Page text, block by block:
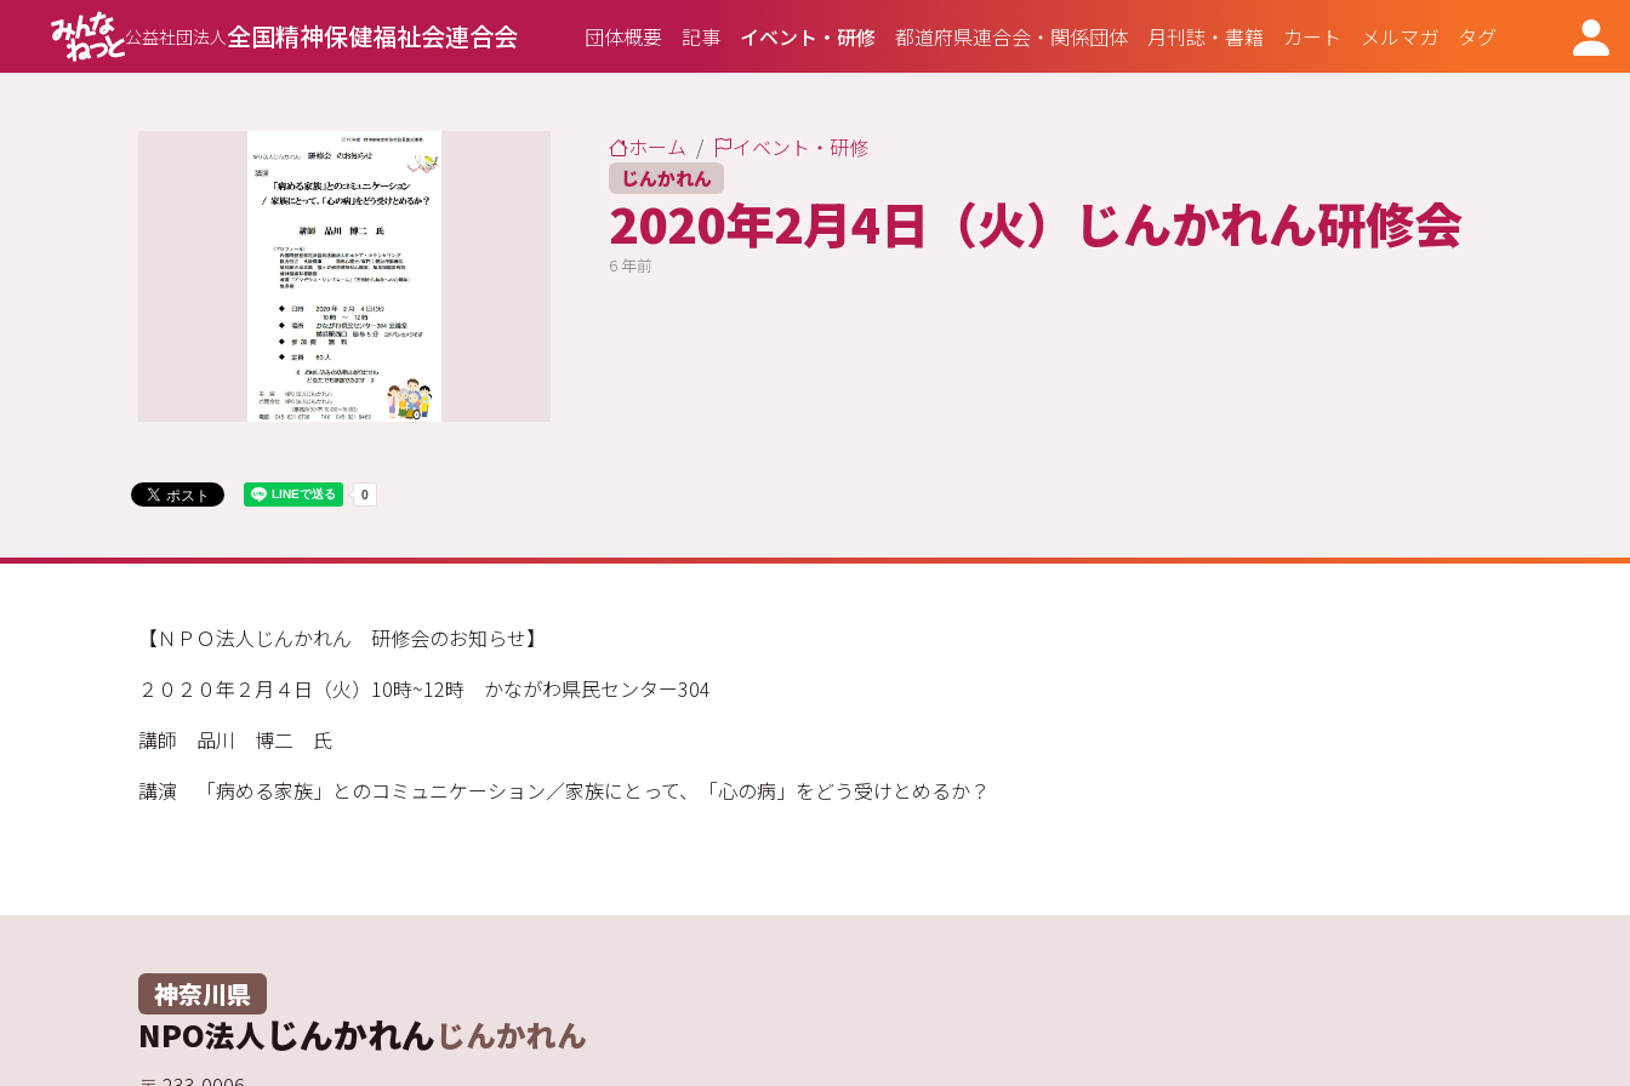
公益社団法人全国精神保健福祉会連合会 団体概要 記事 イベント・研修 都道府県連合会・関係団体 月刊誌・書籍 カート メルマガ タグ
ホーム イベント・研修
じんかれん
2020年2月4日（火）じんかれん研修会
6 年前
【ＮＰＯ法人じんかれん 研修会のお知らせ】
２０２０年２月４日（火）10時~12時 かながわ県民センター304
講師 品川 博二 氏
講演 「病める家族」とのコミュニケーション／家族にとって、「心の病」をどう受けとめるか？
神奈川県
NPO法人じんかれんじんかれん